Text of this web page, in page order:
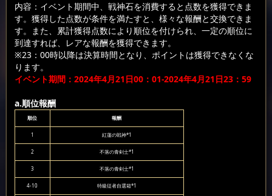
内容：イベント期間中、戦神石を消費すると点数を獲得できま
す。獲得した点数が条件を満たすと、様々な報酬と交換できま
す。また、累計獲得点数により順位を付けられ、一定の順位に
到達すれば、レアな報酬を獲得できます。
※23：00時以降は決算時間となり、ポイントは獲得できなくな
ります。
イベント期間：2024年4月21日00：01-2024年4月21日23：59
a.順位報酬
順位 報酬
1 紅蓮の戦神*1
2 不落の青剣士*1
3 不落の青剣士*1
4-10 特級従者自選箱*1